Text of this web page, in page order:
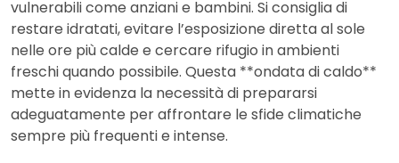
vulnerabili come anziani e bambini. Si consiglia di
restare idratati, evitare l’esposizione diretta al sole
nelle ore più calde e cercare rifugio in ambienti
freschi quando possibile. Questa **ondata di caldo**
mette in evidenza la necessità di prepararsi
adeguatamente per affrontare le sfide climatiche
sempre più frequenti e intense.